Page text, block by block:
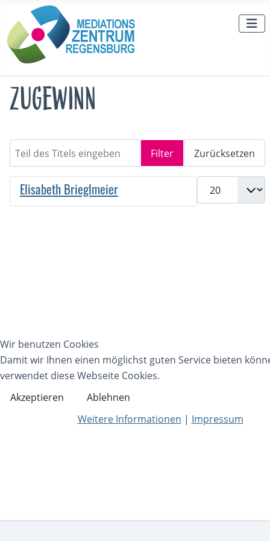
Zugewinn
Teil des Titels eingeben Filter Zurücksetzen
Anzeige #
Elisabeth Brieglmeier
Wir benutzen Cookies
Damit wir Ihnen einen möglichst guten Service bieten
verwendet diese Webseite Cookies.
Akzeptieren
Ablehnen
Weitere Informationen | Impressum